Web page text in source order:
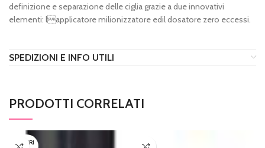
definizione e separazione delle ciglia grazie a due innovativi
elementi: lapplicatore milionizzatore edil dosatore zero eccessi.
SPEDIZIONI E INFO UTILI
PRODOTTI CORRELATI
ESAURI